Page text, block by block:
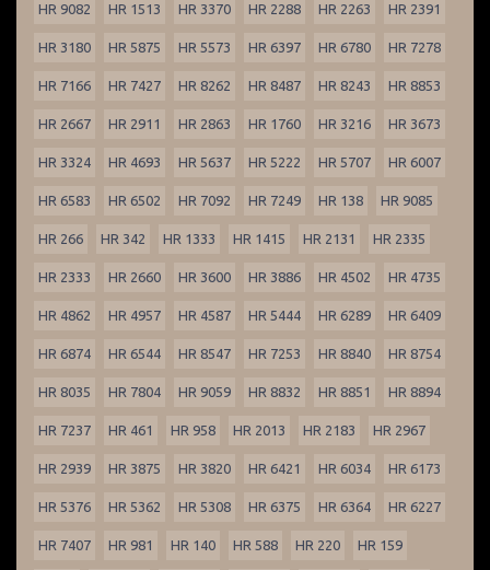
HR 9082 HR 1513 HR 3370 HR 2288 HR 2263 HR 2391
HR 3180 HR 5875 HR 5573 HR 6397 HR 6780 HR 7278
HR 7166 HR 7427 HR 8262 HR 8487 HR 8243 HR 8853
HR 2667 HR 2911 HR 2863 HR 1760 HR 3216 HR 3673
HR 3324 HR 4693 HR 5637 HR 5222 HR 5707 HR 6007
HR 6583 HR 6502 HR 7092 HR 7249 HR 138 HR 9085
HR 266 HR 342 HR 1333 HR 1415 HR 2131 HR 2335
HR 2333 HR 2660 HR 3600 HR 3886 HR 4502 HR 4735
HR 4862 HR 4957 HR 4587 HR 5444 HR 6289 HR 6409
HR 6874 HR 6544 HR 8547 HR 7253 HR 8840 HR 8754
HR 8035 HR 7804 HR 9059 HR 8832 HR 8851 HR 8894
HR 7237 HR 461 HR 958 HR 2013 HR 2183 HR 2967
HR 2939 HR 3875 HR 3820 HR 6421 HR 6034 HR 6173
HR 5376 HR 5362 HR 5308 HR 6375 HR 6364 HR 6227
HR 7407 HR 981 HR 140 HR 588 HR 220 HR 159